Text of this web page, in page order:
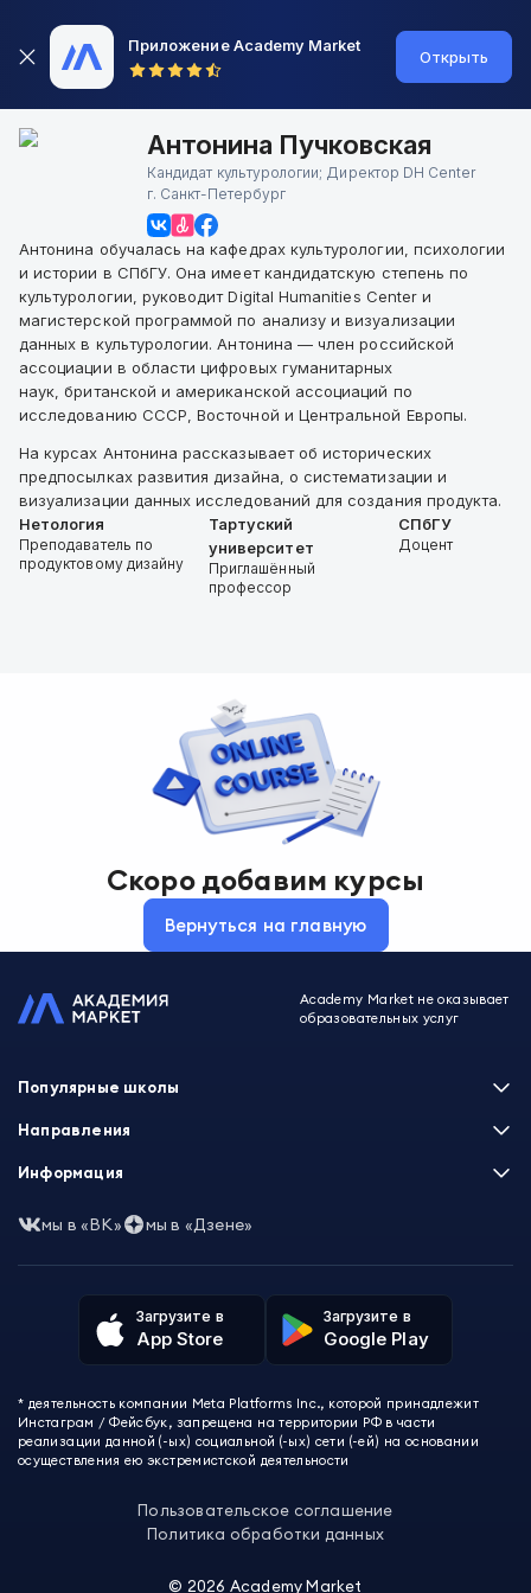
Приложение Academy Market
Открыть
Антонина Пучковская
Кандидат культурологии; Директор DH Center
г. Санкт-Петербург
Антонина обучалась на кафедрах культурологии, психологии
и истории в СПбГУ. Она имеет кандидатскую степень по
культурологии, руководит Digital Humanities Center и
магистерской программой по анализу и визуализации
данных в культурологии. Антонина — член российской
ассоциации в области цифровых гуманитарных
наук, британской и американской ассоциаций по
исследованию СССР, Восточной и Центральной Европы.
На курсах Антонина рассказывает об исторических
предпосылках развития дизайна, о систематизации и
визуализации данных исследований для создания продукта.
Нетология
Преподаватель по
продуктовому дизайну
Тартуский
университет
Приглашённый
профессор
СПбГУ
Доцент
Скоро добавим курсы
Вернуться на главную
Academy Market не оказывает
образовательных услуг
Загрузите в
App Store
Загрузите в
Google Play
* деятельность компании Meta Platforms Inc., которой принадлежит
Инстаграм / Фейсбук, запрещена на территории РФ в части
реализации данной (-ых) социальной (-ых) сети (-ей) на основании
осуществления ею экстремистской деятельности
Пользовательское соглашение
Политика обработки данных
© 2026 Academy Market
Популярные школы
Skillbox
XYZ School
Skillfactory
Talentsy
ProductStar
Бруноям
EDPRO
Level One
Академия Эдюсон
Направления
Программирование
Маркетинг
Аналитика
Другие профессии
Красота и здоровье
Для детей и подростков
Психология
Информация
Часто задаваемые вопросы
Пользовательское соглашение
Политика обработки данных
Избранные курсы
Акции и скидки
О проекте
Контакты
мы в «ВК» мы в «Дзене»